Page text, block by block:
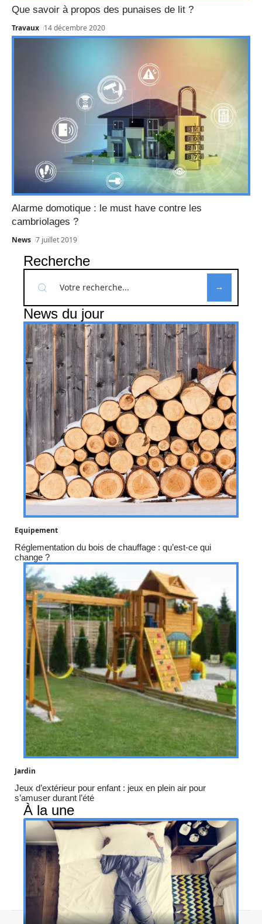
Que savoir à propos des punaises de lit ?
Travaux 14 décembre 2020
Alarme domotique : le must have contre les
cambriolages ?
News 7 juillet 2019
Recherche
News du jour
Equipement
Réglementation du bois de chauffage : qu’est-ce qui
change ?
Jardin
Jeux d’extérieur pour enfant : jeux en plein air pour
s’amuser durant l’été
À la une